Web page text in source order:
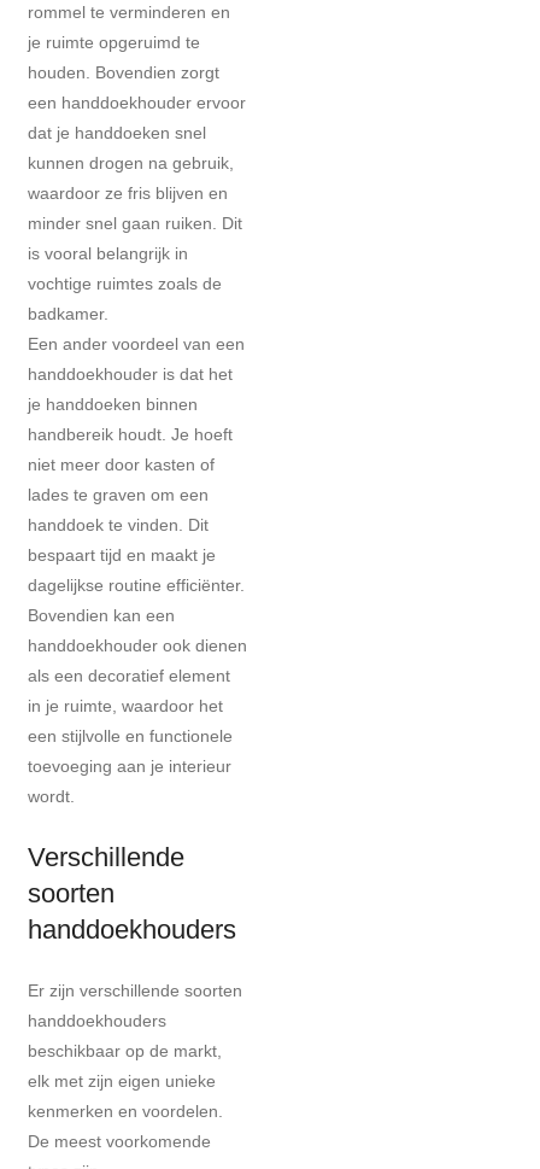
rommel te verminderen en
je ruimte opgeruimd te
houden. Bovendien zorgt
een handdoekhouder ervoor
dat je handdoeken snel
kunnen drogen na gebruik,
waardoor ze fris blijven en
minder snel gaan ruiken. Dit
is vooral belangrijk in
vochtige ruimtes zoals de
badkamer.
Een ander voordeel van een
handdoekhouder is dat het
je handdoeken binnen
handbereik houdt. Je hoeft
niet meer door kasten of
lades te graven om een
handdoek te vinden. Dit
bespaart tijd en maakt je
dagelijkse routine efficiënter.
Bovendien kan een
handdoekhouder ook dienen
als een decoratief element
in je ruimte, waardoor het
een stijlvolle en functionele
toevoeging aan je interieur
wordt.
Verschillende
soorten
handdoekhouders
Er zijn verschillende soorten
handdoekhouders
beschikbaar op de markt,
elk met zijn eigen unieke
kenmerken en voordelen.
De meest voorkomende